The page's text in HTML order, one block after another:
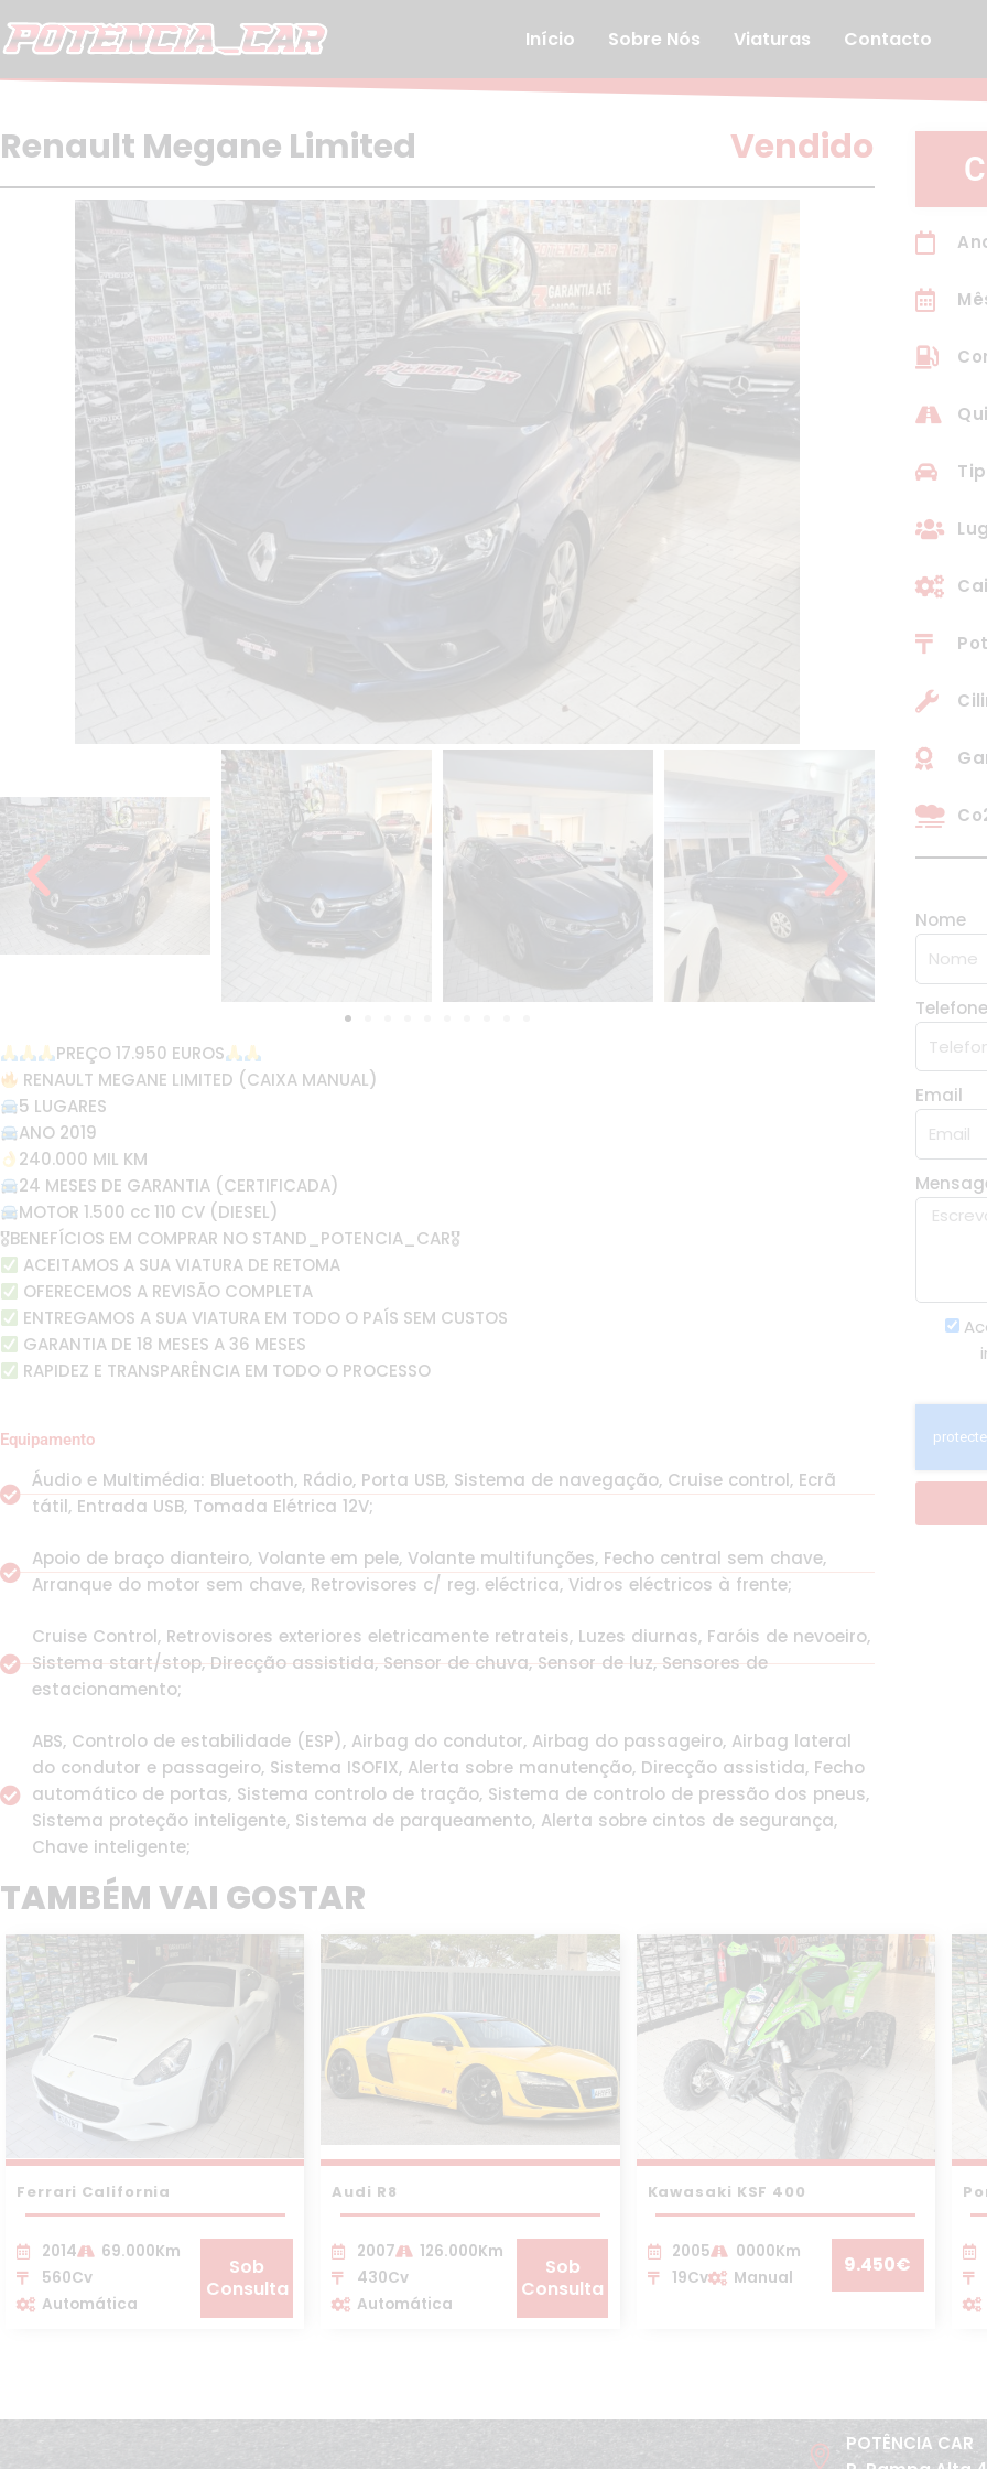
to
Início Sobre Nós Viaturas Contacto
Renault Megane Limited Vendido
PREÇO 17.950 EUROS
RENAULT MEGANE LIMITED (CAIXA MANUAL)
5 LUGARES
ANO 2019
240.000 MIL KM
24 MESES DE GARANTIA (CERTIFICADA)
MOTOR 1.500 cc 110 CV (DIESEL)
🎖BENEFÍCIOS EM COMPRAR NO STAND_POTENCIA_CAR🎖
ACEITAMOS A SUA VIATURA DE RETOMA
OFERECEMOS A REVISÃO COMPLETA
ENTREGAMOS A SUA VIATURA EM TODO O PAÍS SEM CUSTOS
GARANTIA DE 18 MESES A 36 MESES
RAPIDEZ E TRANSPARÊNCIA EM TODO O PROCESSO
Equipamento
Áudio e Multimédia: Bluetooth, Rádio, Porta USB, Sistema de navegação, Cruise control, Ecrã
tátil, Entrada USB, Tomada Elétrica 12V;
Apoio de braço dianteiro, Volante em pele, Volante multifunções, Fecho central sem chave,
Arranque do motor sem chave, Retrovisores c/ reg. eléctrica, Vidros eléctricos à frente;
Cruise Control, Retrovisores exteriores eletricamente retrateis, Luzes diurnas, Faróis de nevoeiro,
Sistema start/stop, Direcção assistida, Sensor de chuva, Sensor de luz, Sensores de
estacionamento;
ABS, Controlo de estabilidade (ESP), Airbag do condutor, Airbag do passageiro, Airbag lateral
do condutor e passageiro, Sistema ISOFIX, Alerta sobre manutenção, Direcção assistida, Fecho
automático de portas, Sistema controlo de tração, Sistema de controlo de pressão dos pneus,
Sistema proteção inteligente, Sistema de parqueamento, Alerta sobre cintos de segurança,
Chave inteligente;
Nome
Telefone
Email
TAMBÉM VAI GOSTAR
Ferrari California
2014
69.000Km
560Cv
Automática
Sob
Consulta
Audi R8
2007
126.000Km
430Cv
Automática
Sob
Consulta
Kawasaki KSF 400
2005
0000Km
19Cv
Manual
9.450€
POTÊNCIA CAR